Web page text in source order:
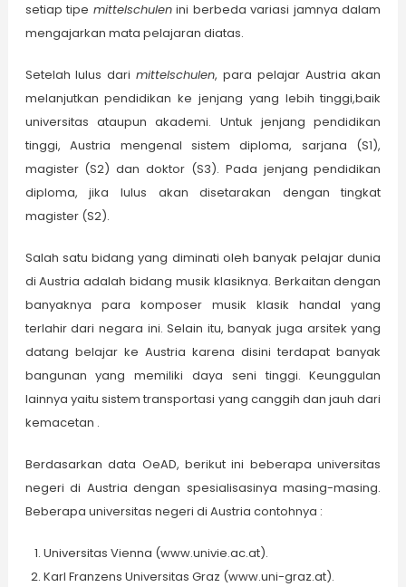
setiap tipe mittelschulenini berbeda variasi jamnya dalam
mengajarkan mata pelajaran diatas.
Setelah lulus darimittelschulen, para pelajar Austria akan
melanjutkan pendidikan ke jenjang yang lebih tinggi,baik
universitas ataupun akademi. Untuk jenjang pendidikan
tinggi, Austria mengenal sistem diploma, sarjana (S1),
magister (S2) dan doktor (S3). Pada jenjang pendidikan
diploma, jika lulus akan disetarakan dengan tingkat
magister (S2).
Salah satu bidang yang diminati oleh banyak pelajar dunia
di Austria adalah bidang musik klasiknya. Berkaitan dengan
banyaknya para komposer musik klasik handal yang
terlahir dari negara ini. Selain itu, banyak juga arsitek yang
datang belajar ke Austria karena disini terdapat banyak
bangunan yang memiliki daya seni tinggi. Keunggulan
lainnya yaitu sistem transportasi yang canggih dan jauh dari
kemacetan .
Berdasarkan data OeAD, berikut ini beberapa universitas
negeri di Austria dengan spesialisasinya masing-masing.
Beberapa universitas negeri di Austria contohnya :
Universitas Vienna (www.univie.ac.at).
Karl Franzens Universitas Graz (www.uni-graz.at).